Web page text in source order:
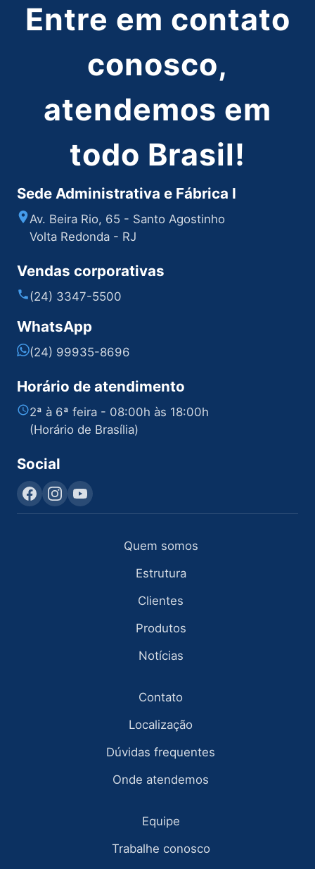
Entre em contato
conosco,
atendemos em
todo Brasil!
Sede Administrativa e Fábrica I
Av. Beira Rio, 65 - Santo Agostinho
Volta Redonda - RJ
Vendas corporativas
(24) 3347-5500
WhatsApp
(24) 99935-8696
Horário de atendimento
2ª à 6ª feira - 08:00h às 18:00h
(Horário de Brasília)
Social
Quem somos
Estrutura
Clientes
Produtos
Notícias
Contato
Localização
Dúvidas frequentes
Onde atendemos
Equipe
Trabalhe conosco